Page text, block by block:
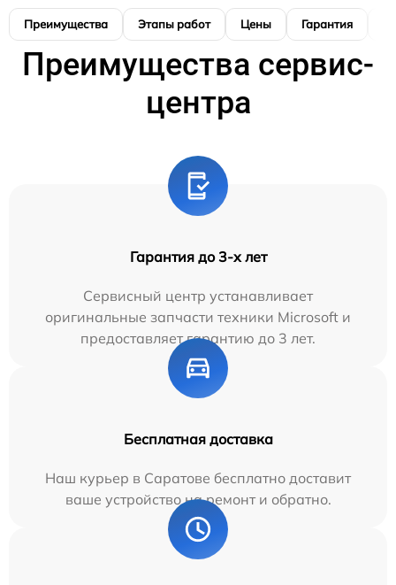
Преимущества Этапы работ Цены Гарантия
Преимущества сервис-
центра
Гарантия до 3-х лет
Сервисный центр устанавливает
оригинальные запчасти техники Microsoft и
предоставляет гарантию до 3 лет.
Бесплатная доставка
Наш курьер в Саратове бесплатно доставит
ваше устройство на ремонт и обратно.